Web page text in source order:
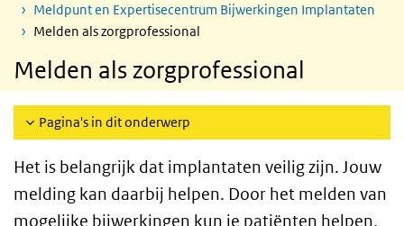
Meldpunt en Expertisecentrum Bijwerkingen Implantaten
Melden als zorgprofessional
Melden als zorgprofessional
Pagina's in dit onderwerp
Het is belangrijk dat implantaten veilig zijn. Jouw
melding kan daarbij helpen. Door het melden van
mogelijke bijwerkingen kun je patiënten helpen.